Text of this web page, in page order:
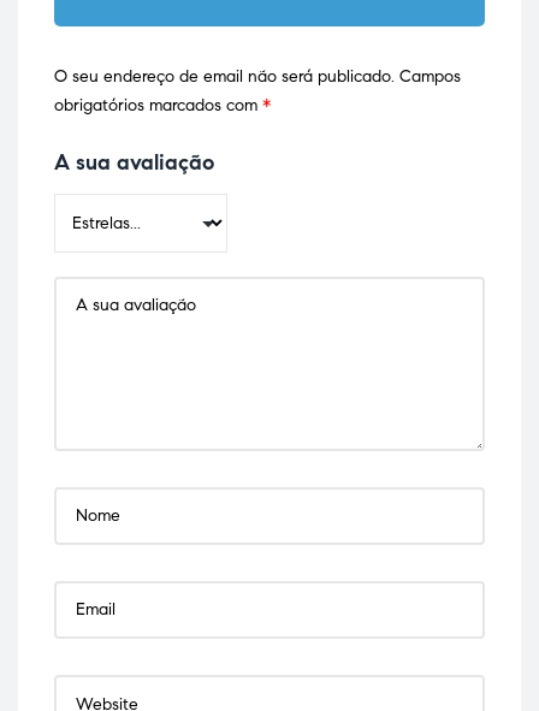
O seu endereço de email não será publicado. Campos
obrigatórios marcados com *
A sua avaliação